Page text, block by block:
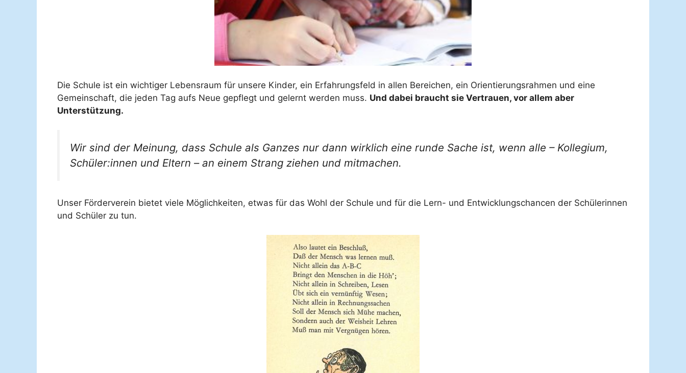
Die Schule ist ein wichtiger Lebensraum für unsere Kinder, ein Erfahrungsfeld in allen Bereichen, ein Orientierungsrahmen und eine
Gemeinschaft, die jeden Tag aufs Neue gepflegt und gelernt werden muss. Und dabei braucht sie Vertrauen, vor allem aber
Unterstützung.
Wir sind der Meinung, dass Schule als Ganzes nur dann wirklich eine runde Sache ist, wenn alle – Kollegium,
Schüler:innen und Eltern – an einem Strang ziehen und mitmachen.
Unser Förderverein bietet viele Möglichkeiten, etwas für das Wohl der Schule und für die Lern- und Entwicklungschancen der Schülerinnen
und Schüler zu tun.